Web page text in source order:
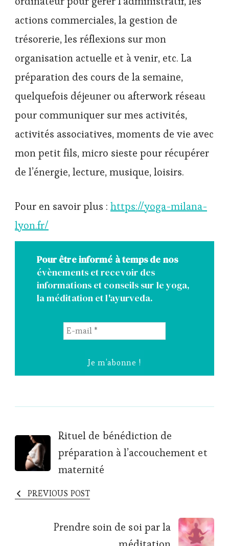
actions commerciales, la gestion de
trésorerie, les réflexions sur mon
organisation actuelle et à venir, etc. La
préparation des cours de la semaine,
quelquefois déjeuner ou afterwork réseau
pour communiquer sur mes activités,
activités associatives, moments de vie avec
mon petit fils, micro sieste pour récupérer
de l’énergie, lecture, musique, loisirs.
Pour en savoir plus : https://yoga-milana-
lyon.fr/
Pour être informé à temps de nos
évènements et recevoir des
informations et conseils sur le yoga,
la méditation et l'ayurveda.
*
Post
Navigation
Rituel de bénédiction de
préparation à l’accouchement et
maternité
PREVIOUS POST
Prendre soin de soi par la